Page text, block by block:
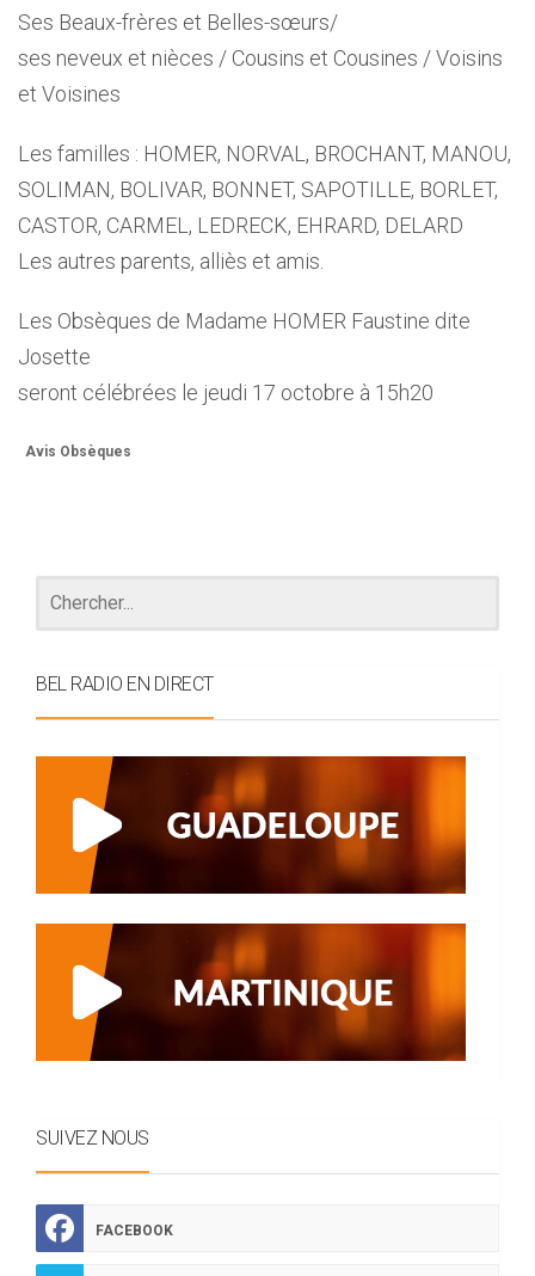
Ses Beaux-frères et Belles-sœurs/
ses neveux et nièces / Cousins et Cousines / Voisins
et Voisines
Les familles : HOMER, NORVAL, BROCHANT, MANOU,
SOLIMAN, BOLIVAR, BONNET, SAPOTILLE, BORLET,
CASTOR, CARMEL, LEDRECK, EHRARD, DELARD
Les autres parents, alliès et amis.
Les Obsèques de Madame HOMER Faustine dite
Josette
seront célébrées le jeudi 17 octobre à 15h20
Avis Obsèques
BEL RADIO EN DIRECT
SUIVEZ NOUS
FACEBOOK